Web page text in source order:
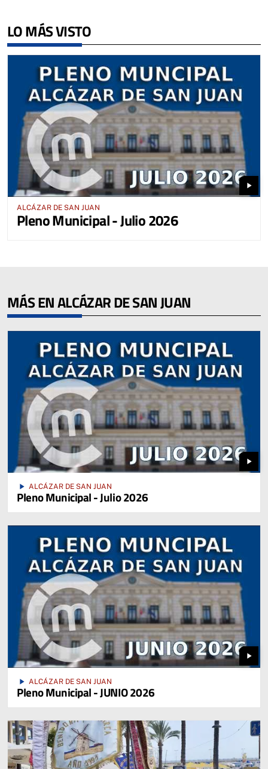
LO MÁS VISTO
play_arrow
ALCÁZAR DE SAN JUAN
Pleno Municipal - Julio 2026
MÁS EN ALCÁZAR DE SAN JUAN
play_arrow
play_arrow ALCÁZAR DE SAN JUAN
Pleno Municipal - Julio 2026
play_arrow
play_arrow ALCÁZAR DE SAN JUAN
Pleno Municipal - JUNIO 2026